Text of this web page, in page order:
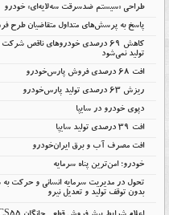
طراحی «سیستم ضدسرقت سه‌لایه‌ای» خودرو
پاسخ به پرسش‌های متداول متقاضیان طرح
تولید نمی‌شود
افت 68 درصدی فروش پارس‌خودرو
ریزش 63 درصدی تولید پارس‌خودرو
دپوی خودرو در سایپا
افت ۳۹ درصدی تولید سایپا
افت مصرف آب و برق ایران‌خودرو
خودرو؛ امن‌ترین پناه سرمایه
تحول در مدیریت سرمایه انسانی و حرکت
بدون توقف تولید و تعدیل نیرو